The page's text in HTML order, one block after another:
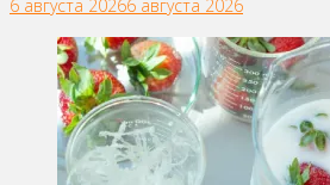
6 августа 20266 августа 2026